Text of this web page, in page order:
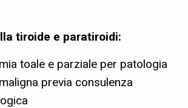
tiroide e paratiroidi:
toale e parziale per patologia
previa consulenza